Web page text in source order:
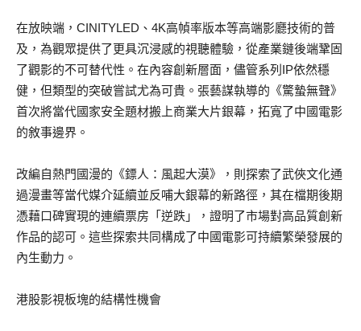
在放映端， CINITYLED 、 4K高幀率版本等高端影廳技術的普
及， 為觀眾提供了更具沉浸感的視聽體驗，從產業鏈後端鞏固
了觀影的不可替代性。在內容創新層面，儘管系列 IP依然穩
健，但類型的突破嘗試尤為可貴。張藝謀執導的《驚蟄無聲》
首次將當代國家安全題材搬上商業大片銀幕，拓寬了中國電影
的敘事邊界。
改編自熱門國漫的《鏢人：風起大漠》
，則探索了武俠文化通
過漫畫等當代媒介延續並反哺大銀幕的新路徑，其在檔期後期
憑藉口碑實現的連續票房 「 逆跌 」
，證明了市場對高品質創新
作品的認可。這些探索共同構成了中國電影可持續繁榮發展的
內生動力。
港股影視板塊的結構性機會